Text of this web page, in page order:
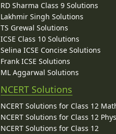
RD Sharma Class 9 Solutions
Lakhmir Singh Solutions
TS Grewal Solutions
ICSE Class 10 Solutions
Selina ICSE Concise Solutions
Frank ICSE Solutions
ML Aggarwal Solutions
NCERT Solutions
NCERT Solutions for Class 12
NCERT Solutions for Class 12
NCERT Solutions for Class 12